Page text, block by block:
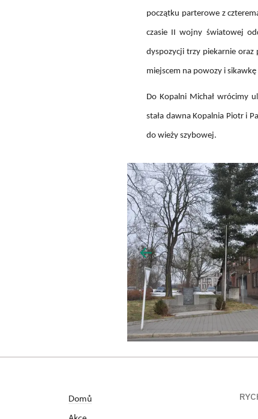
początku parterowe z
czasie II wojny światowej
dyspozycji trzy piekarnie oraz
miejscem na powozy i
Do Kopalni Michał wrócimy
stała dawna Kopalnia Piotr i
do wieży szybowej.
Domů